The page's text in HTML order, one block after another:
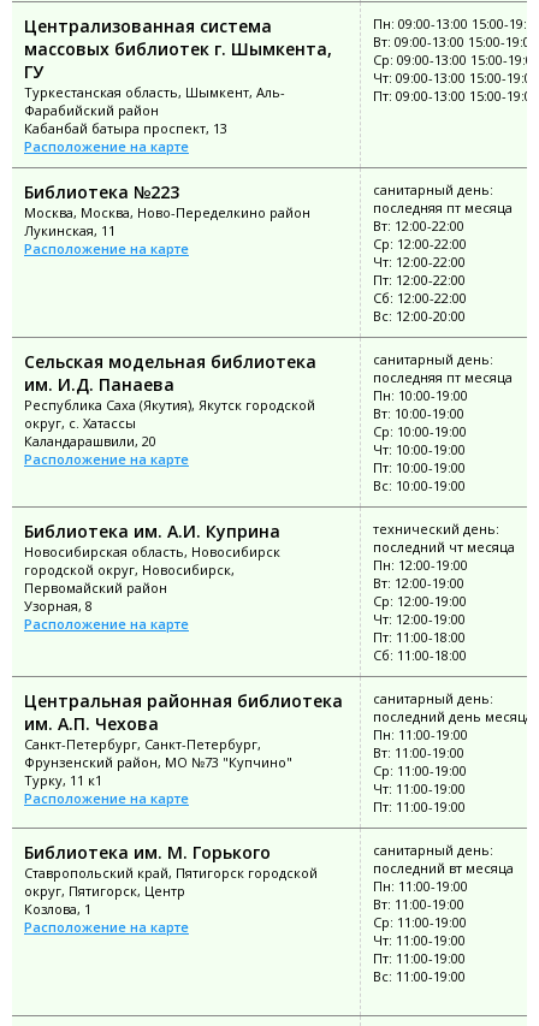
Централизованная система
массовых библиотек г. Шымкента,
ГУ
Туркестанская область, Шымкент, Аль-
Фарабийский район
Кабанбай батыра проспект, 13
Расположение на карте
Пн: 09:00-13:00 15:00-
Вт: 09:00-13:00 15:00-19:00
Ср: 09:00-13:00 15:00-19:00
Чт: 09:00-13:00 15:00-19:00
Пт: 09:00-13:00 15:00-19:00
Библиотека №223
Москва, Москва, Ново-Переделкино район
Лукинская, 11
Расположение на карте
санитарный день:
последняя пт месяца
Вт: 12:00-22:00
Ср: 12:00-22:00
Чт: 12:00-22:00
Пт: 12:00-22:00
Сб: 12:00-22:00
Вс: 12:00-20:00
Сельская модельная библиотека
им. И.Д. Панаева
Республика Саха (Якутия), Якутск городской
округ, с. Хатассы
Каландарашвили, 20
Расположение на карте
санитарный день:
последняя пт месяца
Пн: 10:00-19:00
Вт: 10:00-19:00
Ср: 10:00-19:00
Чт: 10:00-19:00
Пт: 10:00-19:00
Вс: 10:00-19:00
Библиотека им. А.И. Куприна
Новосибирская область, Новосибирск
городской округ, Новосибирск,
Первомайский район
Узорная, 8
Расположение на карте
технический день:
последний чт месяца
Пн: 12:00-19:00
Вт: 12:00-19:00
Ср: 12:00-19:00
Чт: 12:00-19:00
Пт: 11:00-18:00
Сб: 11:00-18:00
Центральная районная библиотека
им. А.П. Чехова
Санкт-Петербург, Санкт-Петербург,
Фрунзенский район, МО №73 "Купчино"
Турку, 11 к1
Расположение на карте
санитарный день:
последний день месяца
Пн: 11:00-19:00
Вт: 11:00-19:00
Ср: 11:00-19:00
Чт: 11:00-19:00
Пт: 11:00-19:00
Библиотека им. М. Горького
Ставропольский край, Пятигорск городской
округ, Пятигорск, Центр
Козлова, 1
Расположение на карте
санитарный день:
последний вт месяца
Пн: 11:00-19:00
Вт: 11:00-19:00
Ср: 11:00-19:00
Чт: 11:00-19:00
Пт: 11:00-19:00
Вс: 11:00-19:00